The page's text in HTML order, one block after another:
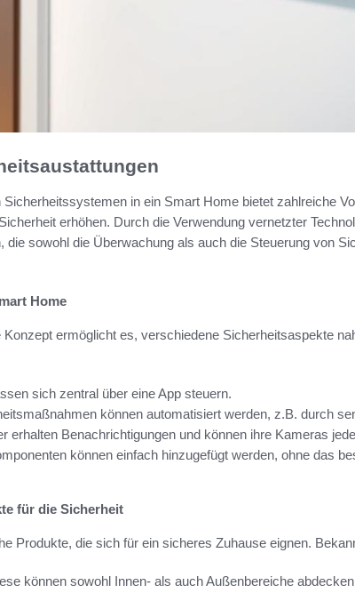
in ein Smart Home bietet zahlreiche
erhöhen. Durch die Verwendung vernetzter
die sowohl die Überwachung als auch die Steuerung von
Home
ermöglicht es, verschiedene Sicherheitsaspekte
sich zentral über eine App steuern.
können automatisiert werden, z.B. durch
erhalten Benachrichtigungen und können ihre Kameras
können einfach hinzugefügt werden, ohne das
für die Sicherheit
Produkte, die sich für ein sicheres Zuhause eignen.
können sowohl Innen- als auch Außenbereiche